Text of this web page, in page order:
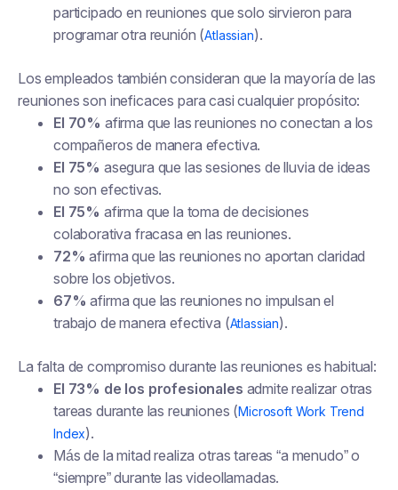
participado en reuniones que solo sirvieron para
programar otra reunión (Atlassian).
Los empleados también consideran que la mayoría de las
reuniones son ineficaces para casi cualquier propósito:
El 70% afirma que las reuniones no conectan a los
compañeros de manera efectiva.
El 75% asegura que las sesiones de lluvia de ideas
no son efectivas.
El 75% afirma que la toma de decisiones
colaborativa fracasa en las reuniones.
72% afirma que las reuniones no aportan claridad
sobre los objetivos.
67% afirma que las reuniones no impulsan el
trabajo de manera efectiva (Atlassian).
La falta de compromiso durante las reuniones es habitual:
El 73% de los profesionales admite realizar otras
tareas durante las reuniones (Microsoft Work Trend
Index).
Más de la mitad realiza otras tareas “a menudo” o
“siempre” durante las videollamadas.